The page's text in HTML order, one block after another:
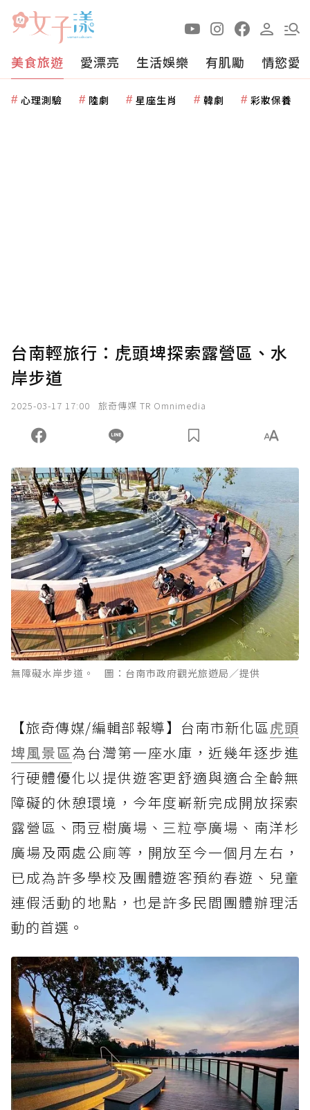
美食旅遊 愛漂亮 生活娛樂 有肌勵 情慾愛
心理測驗 陸劇 星座生肖 韓劇 彩妝保養
台南輕旅行：虎頭埤探索露營區、水
岸步道
2025-03-17 17:00 旅奇傳媒 TR Omnimedia
無障礙水岸步道。 圖：台南市政府觀光旅遊局／提供
【旅奇傳媒/編輯部報導】台南市新化區虎頭
埤風景區為台灣第一座水庫，近幾年逐步進
行硬體優化以提供遊客更舒適與適合全齡無
障礙的休憩環境，今年度嶄新完成開放探索
露營區、雨豆樹廣場、三粒亭廣場、南洋杉
廣場及兩處公廁等，開放至今一個月左右，
已成為許多學校及團體遊客預約春遊、兒童
連假活動的地點，也是許多民間團體辦理活
動的首選。